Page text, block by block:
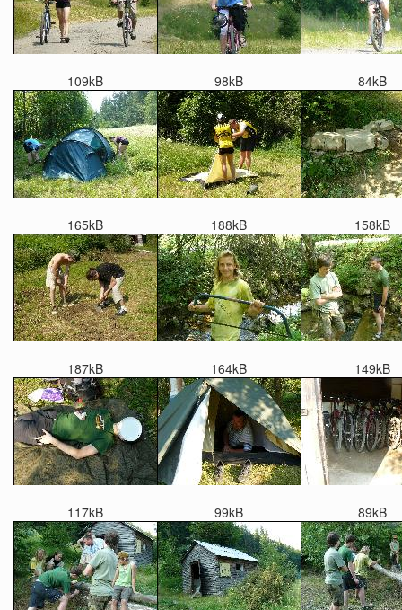
109kB 98kB 84kB
165kB 188kB 158kB
187kB 164kB 149kB
117kB 99kB 89kB